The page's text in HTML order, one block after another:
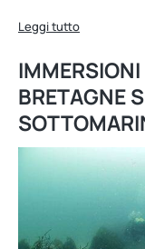
Leggi tutto
BRETAGNE